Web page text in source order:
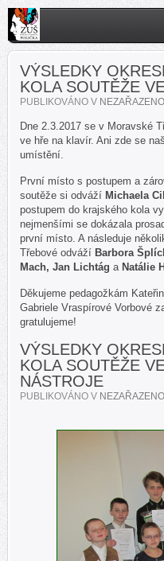
VÝSLEDKY
KOLA SOUTĚŽE
PUBLIKOVÁNO V NEZAŘAZENO
Dne 2.3.2017 se v Moravské
ve hře na klavír. Ani zde se
umístění.
První místo s postupem a
soutěže si odváží Michaela
postupem do krajského kola
nejmenšími se dokázala
první místo. A následuje
Třebové odváží Barbora
Mach, Jan Lichtág aNatálie
Děkujeme pedagožkám
Gabriele Vraspírové Vorbové
gratulujeme!
VÝSLEDKY
KOLA SOUTĚŽE
NÁSTROJE
PUBLIKOVÁNO V NEZAŘAZENO